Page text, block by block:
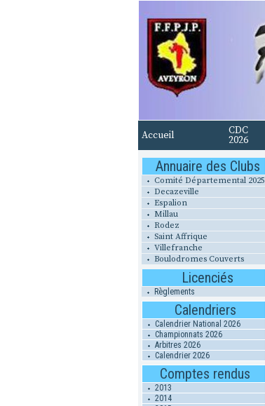
Accueil CDC
2026
Annuaire des Clubs
Comité Départemental 2025
Decazeville
Espalion
Millau
Rodez
Saint Affrique
Villefranche
Boulodromes Couverts
Licenciés
Règlements
Calendriers
Calendrier National 2026
Championnats 2026
Arbitres 2026
Calendrier 2026
Comptes rendus
2013
2014